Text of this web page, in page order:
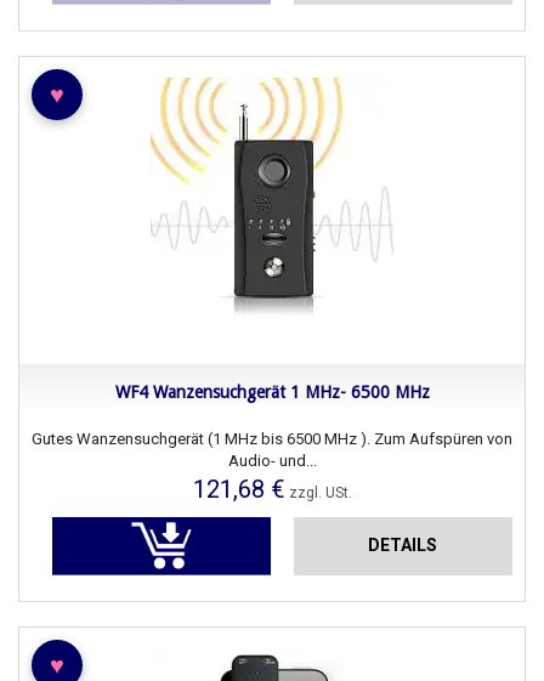
♥
WF4 Wanzensuchgerät 1 MHz- 6500 MHz
Gutes Wanzensuchgerät (1 MHz bis 6500 MHz ). Zum Aufspüren von
Audio- und...
121,68 € zzgl. USt.
DETAILS
♥